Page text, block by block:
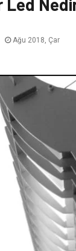
Led
Ağu 2018, Çar